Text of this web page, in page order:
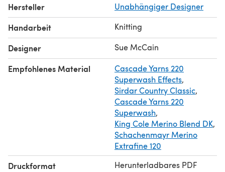
cuffs, with short-row shaping to shape the sleeve caps.
The Lace Rib pattern is presented in charted format only.
Originally worked in Frog Tree Yarns Meriboo.
Hersteller Unabhängiger Designer
Handarbeit Knitting
Designer Sue McCain
Empfohlenes Material
Cascade Yarns 220
Superwash Effects,
Sirdar Country Classic,
Cascade Yarns 220
Superwash,
King Cole Merino Blend DK,
Schachenmayr Merino
Extrafine 120
Druckformat Herunterladbares PDF